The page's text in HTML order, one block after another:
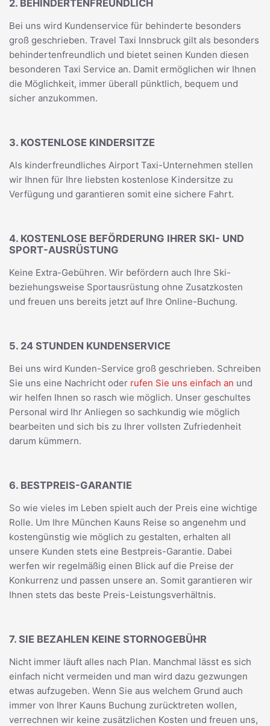
2. BEHINDERTENFREUNDLICH
Bei uns wird Kundenservice für behinderte besonders
groß geschrieben. Travel Taxi Innsbruck gilt als besonders
behindertenfreundlich und bietet seinen Kunden diesen
besonderen Taxi Service an. Damit ermöglichen wir Ihnen
die Möglichkeit, immer überall pünktlich, bequem und
sicher anzukommen.
3. KOSTENLOSE KINDERSITZE
Als kinderfreundliches Airport Taxi-Unternehmen stellen
wir Ihnen für Ihre liebsten kostenlose Kindersitze zu
Verfügung und garantieren somit eine sichere Fahrt.
4. KOSTENLOSE BEFÖRDERUNG IHRER SKI- UND
SPORT-AUSRÜSTUNG
Keine Extra-Gebühren. Wir befördern auch Ihre Ski-
beziehungsweise Sportausrüstung ohne Zusatzkosten
und freuen uns bereits jetzt auf Ihre Online-Buchung.
5. 24 STUNDEN KUNDENSERVICE
Bei uns wird Kunden-Service groß geschrieben. Schreiben
Sie uns eine Nachricht oder rufen Sie uns einfach an und
wir helfen Ihnen so rasch wie möglich. Unser geschultes
Personal wird Ihr Anliegen so sachkundig wie möglich
bearbeiten und sich bis zu Ihrer vollsten Zufriedenheit
darum kümmern.
6. BESTPREIS-GARANTIE
So wie vieles im Leben spielt auch der Preis eine wichtige
Rolle. Um Ihre München Kauns Reise so angenehm und
kostengünstig wie möglich zu gestalten, erhalten all
unsere Kunden stets eine Bestpreis-Garantie. Dabei
werfen wir regelmäßig einen Blick auf die Preise der
Konkurrenz und passen unsere an. Somit garantieren wir
Ihnen stets das beste Preis-Leistungsverhältnis.
7. SIE BEZAHLEN KEINE STORNOGEBÜHR
Nicht immer läuft alles nach Plan. Manchmal lässt es sich
einfach nicht vermeiden und man wird dazu gezwungen
etwas aufzugeben. Wenn Sie aus welchem Grund auch
immer von Ihrer Kauns Buchung zurücktreten wollen,
verrechnen wir keine zusätzlichen Kosten und freuen uns,